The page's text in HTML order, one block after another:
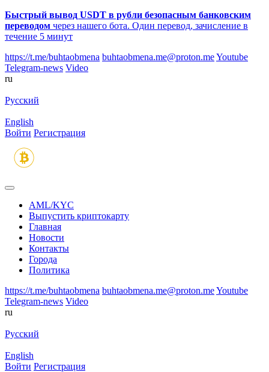
Быстрый вывод USDT в рубли безопасным банковским
переводом через нашего бота. Один перевод, зачисление в
течение 5 минут
https://t.me/buhtaobmena buhtaobmena.me@proton.meYoutube
Telegram-news Video
ru
Русский
English
Войти Регистрация
AML/KYC
Выпустить криптокарту
Главная
Новости
Контакты
Города
Политика
https://t.me/buhtaobmena buhtaobmena.me@proton.meYoutube
Telegram-news Video
ru
Русский
English
Войти Регистрация